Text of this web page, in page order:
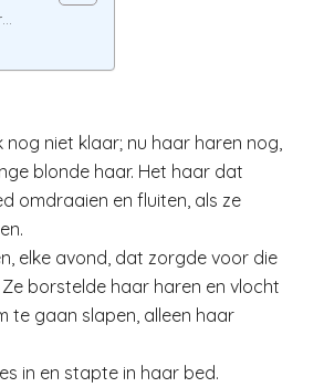
nog niet klaar; nu haar haren nog,
blonde haar. Het haar dat
omdraaien en fluiten, als ze
elke avond, dat zorgde voor die
borstelde haar haren en vlocht
te gaan slapen, alleen haar
in en stapte in haar bed.